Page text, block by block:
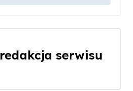
redakcja serwisu